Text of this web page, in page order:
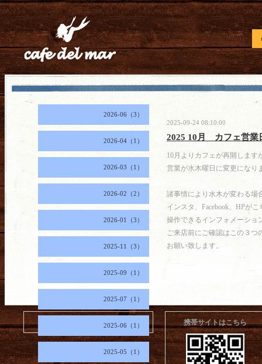
2026-06（3）
2026-04（1）
2026-03（1）
2026-02（2）
2026-01（3）
2025-11（3）
2025-09（1）
2025-07（1）
2025-06（1）
2025-05（1）
2025-09-24 08:10:00
2025 10月 カフェ営業
10月よりカフェが再開します
営業が水木曜日に変更になり
諸事情により水木が変わる場
インスタ、Facebook、HPがこ
操作できるインフォメーショ
ご来店前にご確認はこの３つ
お願い致します。
2026.08.10 Monday 携帯サイトはこちら